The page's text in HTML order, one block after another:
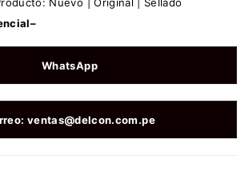
WhatsApp
ventas@delcon.com.pe